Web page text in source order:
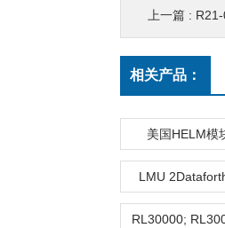
上一篇 : R21-
相关产品：
美国HELM模
LMU